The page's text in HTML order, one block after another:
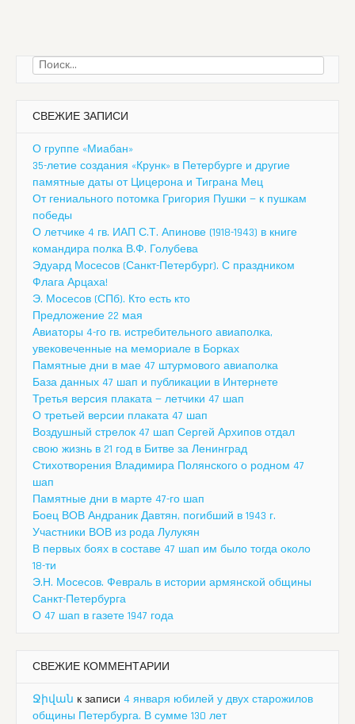
Найти:
СВЕЖИЕ ЗАПИСИ
О группе «Миабан»
35-летие создания «Крунк» в Петербурге и другие
памятные даты от Цицерона и Тиграна Мец
От гениального потомка Григория Пушки — к пушкам
победы
О летчике 4 гв. ИАП С.Т. Апинове (1918-1943) в книге
командира полка В.Ф. Голубева
Эдуард Мосесов (Санкт-Петербург). С праздником
Флага Арцаха!
Э. Мосесов (СПб). Кто есть кто
Предложение 22 мая
Авиаторы 4-го гв. истребительного авиаполка,
увековеченные на мемориале в Борках
Памятные дни в мае 47 штурмового авиаполка
База данных 47 шап и публикации в Интернете
Третья версия плаката — летчики 47 шап
О третьей версии плаката 47 шап
Воздушный стрелок 47 шап Сергей Архипов отдал
свою жизнь в 21 год в Битве за Ленинград
Стихотворения Владимира Полянского о родном 47
шап
Памятные дни в марте 47-го шап
Боец ВОВ Андраник Давтян, погибший в 1943 г.
Участники ВОВ из рода Лулукян
В первых боях в составе 47 шап им было тогда около
18-ти
Э.Н. Мосесов. Февраль в истории армянской общины
Санкт-Петербурга
О 47 шап в газете 1947 года
СВЕЖИЕ КОММЕНТАРИИ
Ջիվան к записи 4 января юбилей у двух старожилов
общины Петербурга. В сумме 130 лет